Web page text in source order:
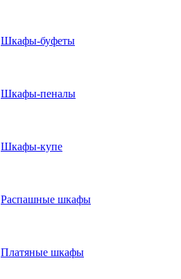
Шкафы-буфеты
Шкафы-пеналы
Шкафы-купе
Распашные шкафы
Платяные шкафы